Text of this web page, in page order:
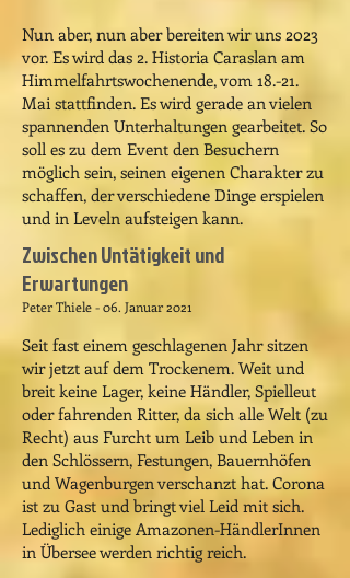
Nun aber, nun aber bereiten wir uns 2023
vor. Es wird das 2. Historia Caraslan am
Himmelfahrtswochenende, vom 18.-21.
Mai stattfinden. Es wird gerade an vielen
spannenden Unterhaltungen gearbeitet. So
soll es zu dem Event den Besuchern
möglich sein, seinen eigenen Charakter zu
schaffen, der verschiedene Dinge erspielen
und in Leveln aufsteigen kann.
Zwischen Untätigkeit und
Erwartungen
Peter Thiele - 06. Januar 2021
Seit fast einem geschlagenen Jahr sitzen
wir jetzt auf dem Trockenem. Weit und
breit keine Lager, keine Händler, Spielleut
oder fahrenden Ritter, da sich alle Welt (zu
Recht) aus Furcht um Leib und Leben in
den Schlössern, Festungen, Bauernhöfen
und Wagenburgen verschanzt hat. Corona
ist zu Gast und bringt viel Leid mit sich.
Lediglich einige Amazonen-HändlerInnen
in Übersee werden richtig reich.